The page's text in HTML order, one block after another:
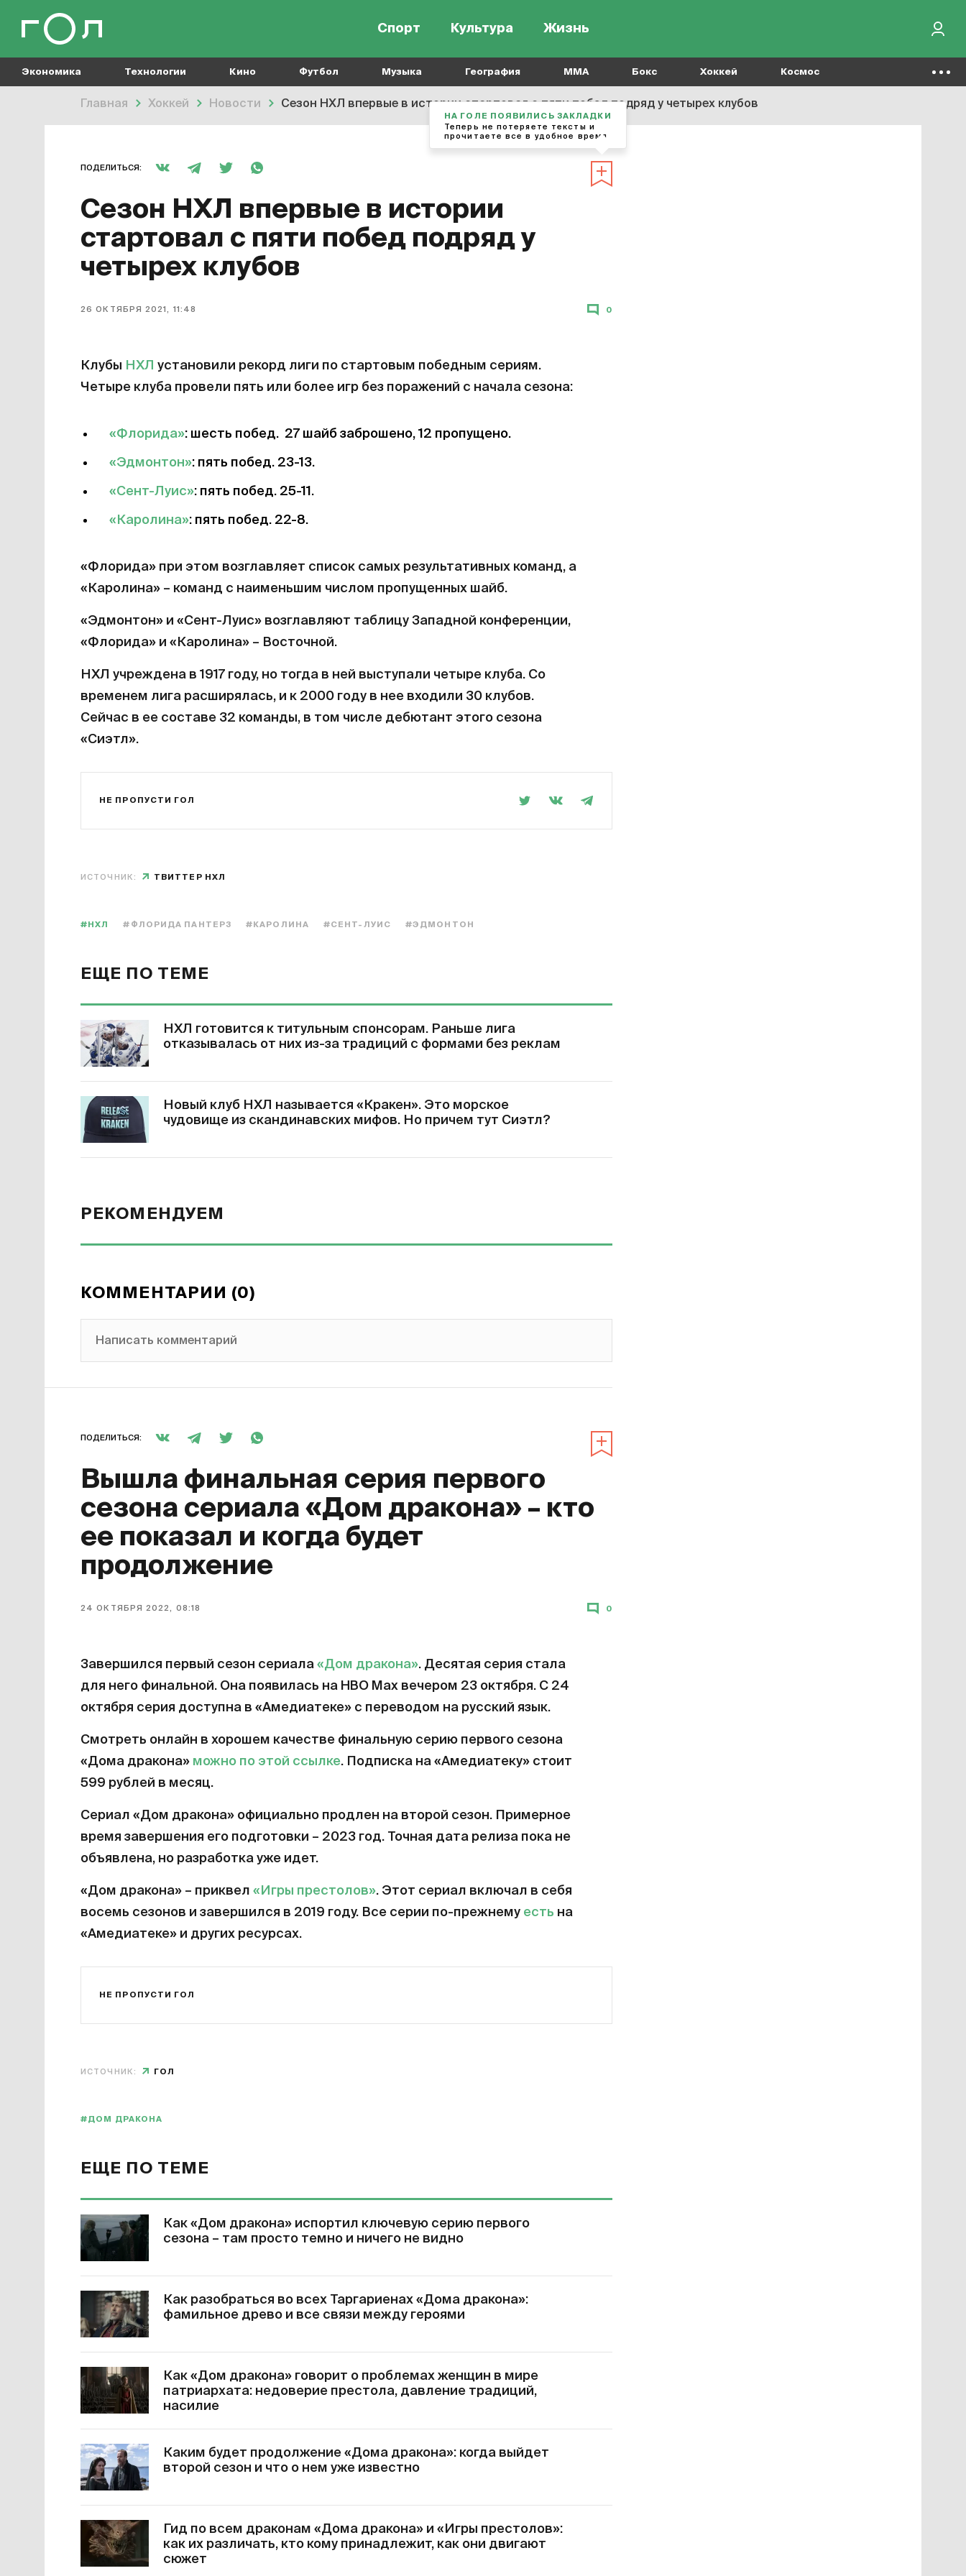
Спорт Культура Жизнь
Экономика Технологии Кино Футбол Музыка География MMA Бокс Хоккей Космос
Главная Хоккей Новости Сезон НХЛ впервые в истории стартовал с пяти побед подряд у четырех клубов
ПОДЕЛИТЬСЯ:
Сезон НХЛ впервые в истории
стартовал с пяти побед подряд у
четырех клубов
26 ОКТЯБРЯ 2021, 11:48 0
Клубы НХЛ установили рекорд лиги по стартовым победным сериям.
Четыре клуба провели пять или более игр без поражений с начала сезона:
«Флорида»: шесть побед. 27 шайб заброшено, 12 пропущено.
«Эдмонтон»: пять побед. 23-13.
«Сент-Луис»: пять побед. 25-11.
«Каролина»: пять побед. 22-8.
«Флорида» при этом возглавляет список самых результативных команд, а
«Каролина» – команд с наименьшим числом пропущенных шайб.
«Эдмонтон» и «Сент-Луис» возглавляют таблицу Западной конференции,
«Флорида» и «Каролина» – Восточной.
НХЛ учреждена в 1917 году, но тогда в ней выступали четыре клуба. Со
временем лига расширялась, и к 2000 году в нее входили 30 клубов.
Сейчас в ее составе 32 команды, в том числе дебютант этого сезона
«Сиэтл».
НЕ ПРОПУСТИ ГОЛ
ИСТОЧНИК: ТВИТТЕР НХЛ
#НХЛ #ФЛОРИДА ПАНТЕРЗ #КАРОЛИНА #СЕНТ-ЛУИС #ЭДМОНТОН
ЕЩЕ ПО ТЕМЕ
НХЛ готовится к титульным спонсорам. Раньше лига
отказывалась от них из-за традиций с формами без реклам
Новый клуб НХЛ называется «Кракен». Это морское
чудовище из скандинавских мифов. Но причем тут Сиэтл?
РЕКОМЕНДУЕМ
КОММЕНТАРИИ (0)
Написать комментарий
ПОДЕЛИТЬСЯ:
Вышла финальная серия первого
сезона сериала «Дом дракона» – кто
ее показал и когда будет
продолжение
24 ОКТЯБРЯ 2022, 08:18 0
Завершился первый сезон сериала «Дом дракона». Десятая серия стала
для него финальной. Она появилась на HBO Max вечером 23 октября. С 24
октября серия доступна в «Амедиатеке» с переводом на русский язык.
Смотреть онлайн в хорошем качестве финальную серию первого сезона
«Дома дракона» можно по этой ссылке. Подписка на «Амедиатеку» стоит
599 рублей в месяц.
Сериал «Дом дракона» официально продлен на второй сезон. Примерное
время завершения его подготовки – 2023 год. Точная дата релиза пока не
объявлена, но разработка уже идет.
«Дом дракона» – приквел «Игры престолов». Этот сериал включал в себя
восемь сезонов и завершился в 2019 году. Все серии по-прежнему есть на
«Амедиатеке» и других ресурсах.
НЕ ПРОПУСТИ ГОЛ
ИСТОЧНИК: ГОЛ
#ДОМ ДРАКОНА
ЕЩЕ ПО ТЕМЕ
Как «Дом дракона» испортил ключевую серию первого
сезона – там просто темно и ничего не видно
Как разобраться во всех Таргариенах «Дома дракона»:
фамильное древо и все связи между героями
Как «Дом дракона» говорит о проблемах женщин в мире
патриархата: недоверие престола, давление традиций,
насилие
Каким будет продолжение «Дома дракона»: когда выйдет
второй сезон и что о нем уже известно
Гид по всем драконам «Дома дракона» и «Игры престолов»:
как их различать, кто кому принадлежит, как они двигают
сюжет
НА ГОЛЕ ПОЯВИЛИСЬ ЗАКЛАДКИ
Теперь не потеряете тексты и
прочитаете все в удобное время